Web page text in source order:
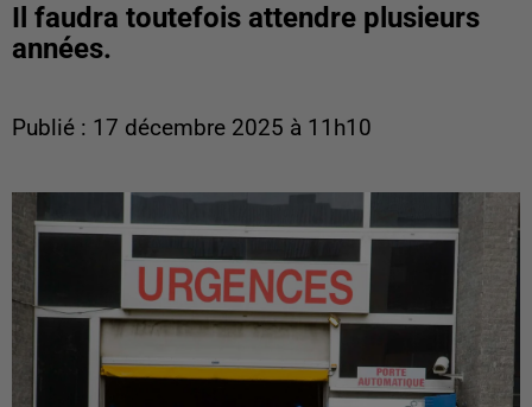
Il faudra toutefois attendre plusieurs
années.
Publié : 17 décembre 2025 à 11h10